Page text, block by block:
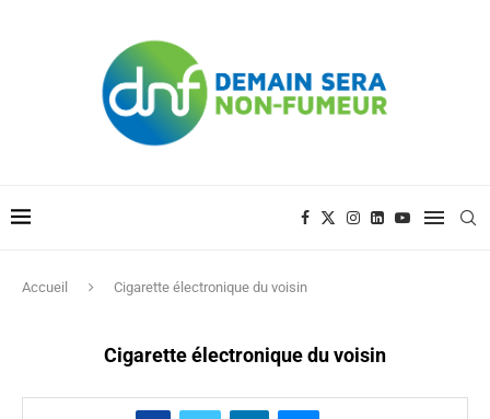
Accueil Cigarette électronique du voisin
Cigarette électronique du voisin